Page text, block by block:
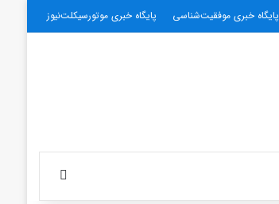
پایگاه خبری موفقیت‌شناسی پایگاه خبری موتورسیکلت‌نیوز